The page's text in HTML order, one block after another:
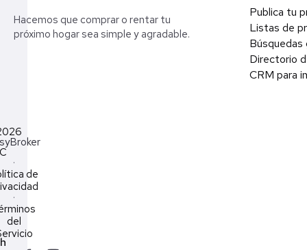
Hacemos que comprar o rentar tu
próximo hogar sea simple y agradable.
Publica tu
Listas de
Búsquedas
Directorio
CRM para
·
de
·
del